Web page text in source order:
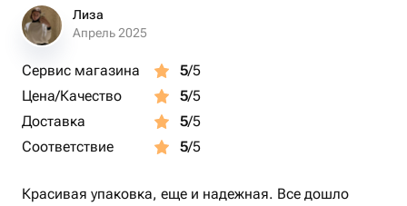
смешиваются с древесным и глубокими базовыми
нотами из сандалового дерева, янтаря и перца.
Мы заботимся о Вас, поэтому каждая свеча
дополнительно упакована в стильный тубус.
Деревянный фитиль издает приятное потрескивание,
создавая уютную атмосферу. Кроме того, мы
было удобно зажигать свечу 🤍
Лиза
Апрель 2025
Сервис магазина 5/5
Цена/Качество
5/5
Доставка
5/5
Соответствие
5/5
Красивая упаковка, еще и надежная. Все дошло